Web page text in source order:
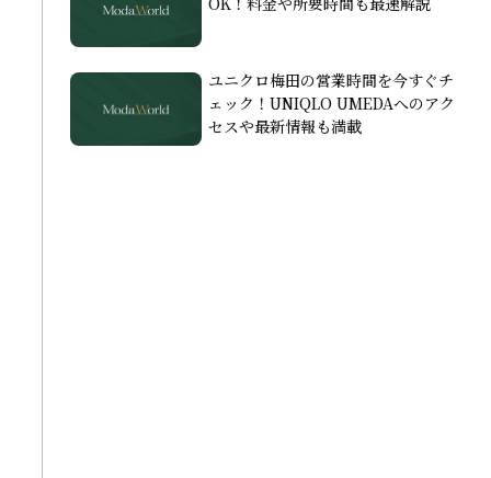
ユニクロ梅田の営業時間を今すぐチ
ェック！UNIQLO UMEDAへのアク
セスや最新情報も満載